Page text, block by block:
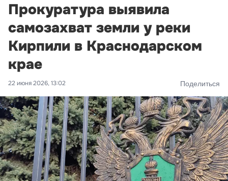
Прокуратура выявила
самозахват земли у реки
Кирпили в Краснодарском
крае
22 июня 2026, 13:02 Поделиться